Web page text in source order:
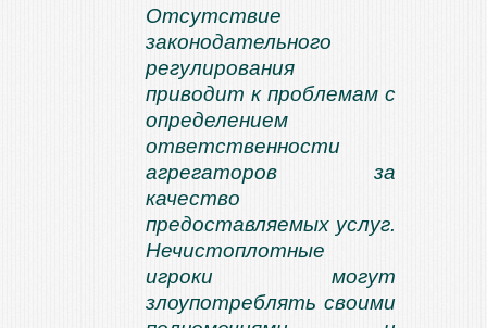
Отсутствие
законодательного
регулирования
приводит к проблемам с
определением
ответственности
агрегаторов за
качество
предоставляемых услуг.
Нечистоплотные
игроки могут
злоупотреблять своими